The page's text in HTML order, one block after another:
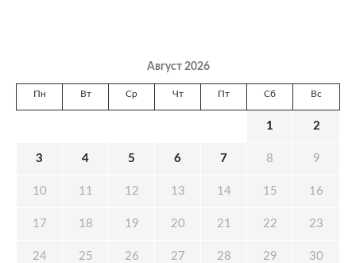
Август 2026
Пн Вт Ср Чт Пт Сб Вс
1 2
3 4 5 6 7 8 9
10 11 12 13 14 15 16
17 18 19 20 21 22 23
24 25 26 27 28 29 30